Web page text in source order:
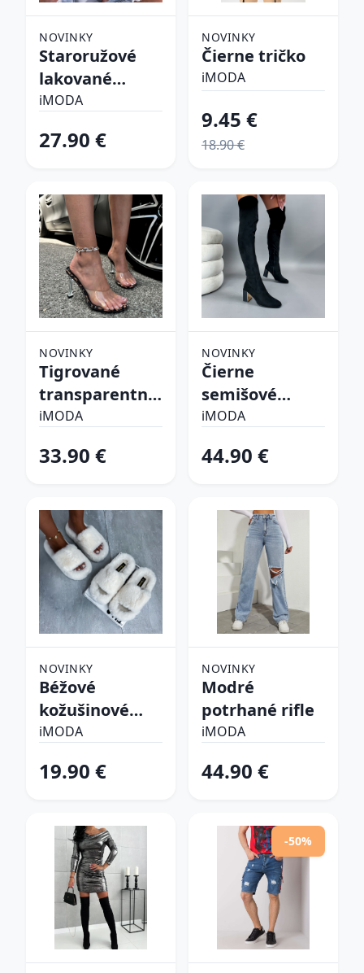
NOVINKY
Staroružové
lakované
lodičky
iMODA
27.90 €
NOVINKY
Čierne tričko
iMODA
9.45 €
18.90 €
NOVINKY
Tigrované
transparentné
sandále
iMODA
33.90 €
NOVINKY
Čierne
semišové
vysoké čižmy
iMODA
44.90 €
NOVINKY
Béžové
kožušinové
šlapky
iMODA
19.90 €
NOVINKY
Modré
potrhané rifle
iMODA
44.90 €
-50%